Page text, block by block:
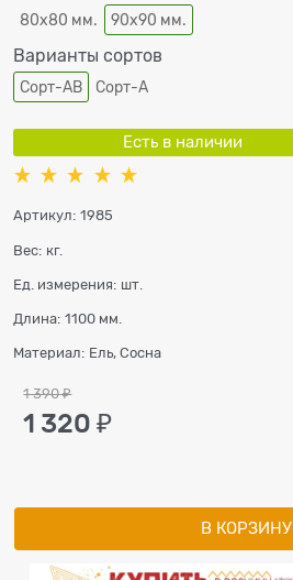
80х80 мм. 90х90 мм.
Варианты сортов
Сорт-АВ Сорт-А
Есть в наличии
Артикул: 1985
Вес: кг.
Ед. измерения: шт.
Длина: 1100 мм.
Материал: Ель, Сосна
1 390 ₽
1 320 ₽
В КОРЗИНУ